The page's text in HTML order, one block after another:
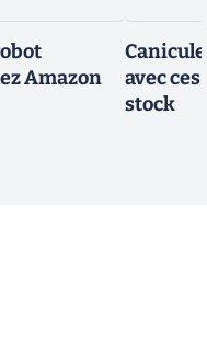
Amazon
avec
stock